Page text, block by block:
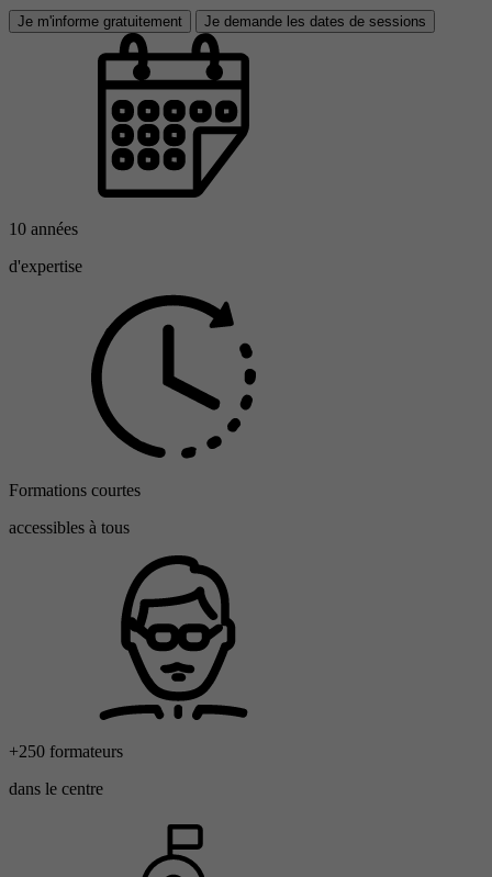
Je m'informe gratuitement Je demande les dates de sessions
10 années
d'expertise
Formations courtes
accessibles à tous
+250 formateurs
dans le centre